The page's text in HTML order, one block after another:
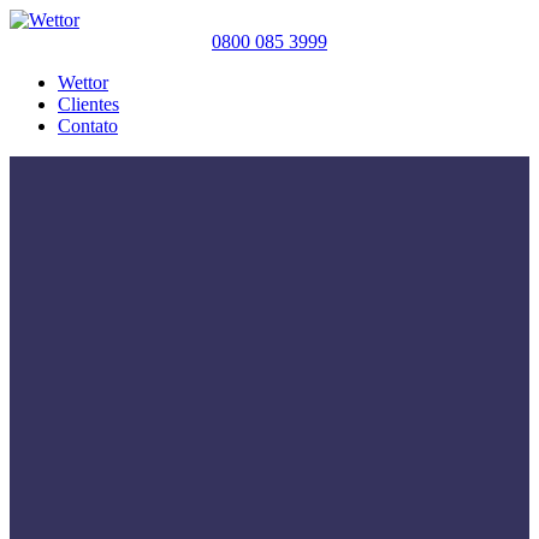
0800 085 3999
Wettor
Clientes
Contato